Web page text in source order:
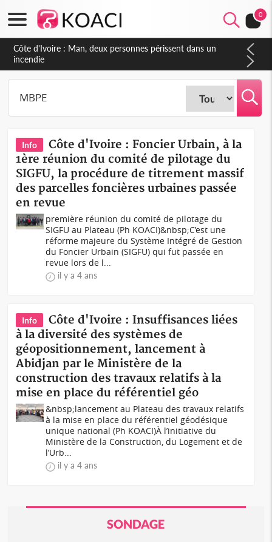
0
Côte d'Ivoire : Man, deux personnes périssent dans un
incendie
Info
Côte d'Ivoire : Foncier Urbain, à la
1ère réunion du comité de pilotage du
SIGFU, la procédure de titrement massif
des parcelles foncières urbaines passée
en revue
première réunion du comité de pilotage du
SIGFU au Plateau (Ph KOACI)&nbsp;C’est une
réforme majeure du Système Intégré de Gestion
du Foncier Urbain (SIGFU) qui fut passée en
revue lors de l...
il y a 4 ans
Info
Côte d'Ivoire : Insuffisances liées
à la diversité des systèmes de
géopositionnement, lancement à
Abidjan par le Ministère de la
construction des travaux relatifs à la
mise en place du référentiel géo
&nbsp;lancement au Plateau des travaux relatifs
à la mise en place du référentiel géodésique
unique national (Ph KOACI)À l’initiative du
Ministère de la Construction, du Logement et de
l’Urb...
il y a 4 ans
SONDAGE